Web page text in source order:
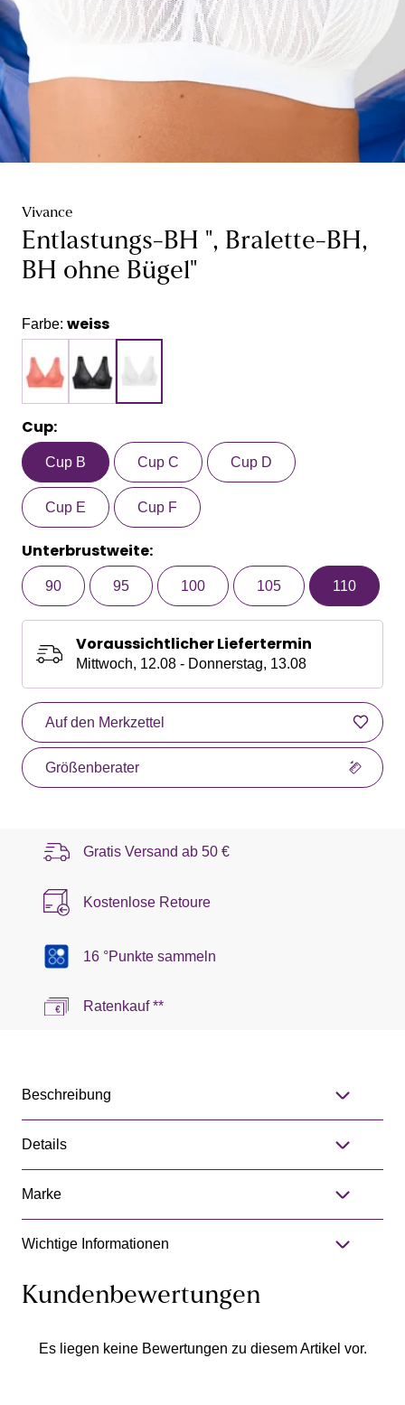
Vivance
Entlastungs-BH ", Bralette-BH,
BH ohne Bügel"
Farbe: weiss
Cup:
Cup B Cup C Cup D
Cup E Cup F
Unterbrustweite:
90 95 100 105 110
Voraussichtlicher Liefertermin
Mittwoch, 12.08 - Donnerstag, 13.08
Auf den Merkzettel
Größenberater
Gratis Versand ab 50 €
Kostenlose Retoure
16 °Punkte sammeln
Ratenkauf **
Beschreibung
Details
Marke
Wichtige Informationen
Kundenbewertungen
Es liegen keine Bewertungen zu diesem Artikel vor.